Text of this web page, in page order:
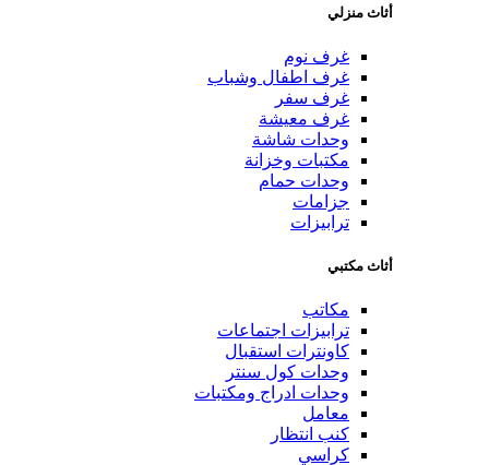
أثاث منزلي
غرف نوم
غرف اطفال وشباب
غرف سفر
غرف معيشة
وحدات شاشة
مكتبات وخزانة
وحدات حمام
جزامات
ترابيزات
أثاث مكتبي
مكاتب
ترابيزات اجتماعات
كاونترات استقبال
وحدات كول سنتر
وحدات ادراج ومكتبات
معامل
كنب انتظار
كراسي